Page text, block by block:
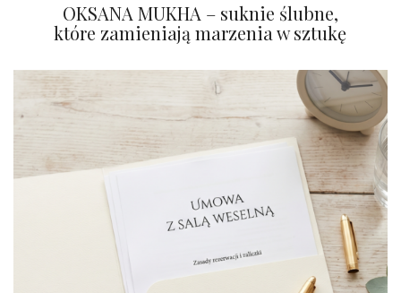
OKSANA MUKHA – suknie ślubne,
które zamieniają marzenia w sztukę